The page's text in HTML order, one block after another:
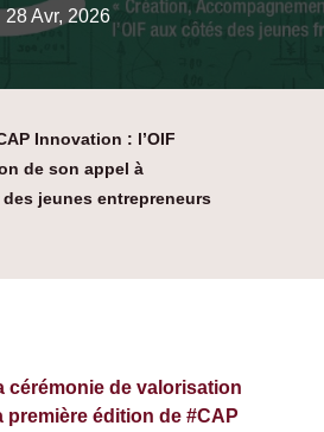
28 Avr, 2026
Innovation : l’OIF
de son appel à
jeunes entrepreneurs
cérémonie de valorisation
première édition de #CAP